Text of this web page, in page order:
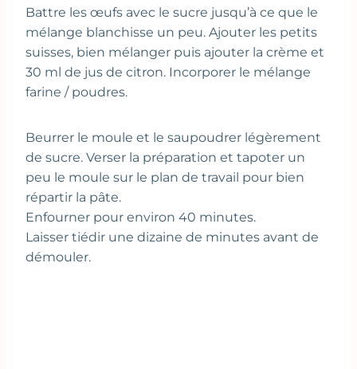
Battre les œufs avec le sucre jusqu’à ce que le
mélange blanchisse un peu. Ajouter les petits
suisses, bien mélanger puis ajouter la crème et
30 ml de jus de citron. Incorporer le mélange
farine / poudres.
Beurrer le moule et le saupoudrer légèrement
de sucre. Verser la préparation et tapoter un
peu le moule sur le plan de travail pour bien
répartir la pâte.
Enfourner pour environ 40 minutes.
Laisser tiédir une dizaine de minutes avant de
démouler.